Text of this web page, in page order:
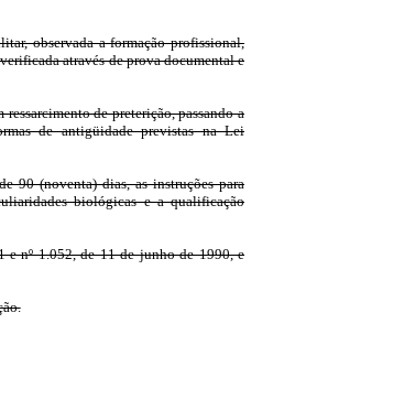
observada a formação profissional,
através de prova documental e
de preterição, passando a
de antigüidade previstas na Lei
90 (noventa) dias, as instruções para
biológicas e a qualificação
e nº 1.052, de 11 de junho de 1990, e